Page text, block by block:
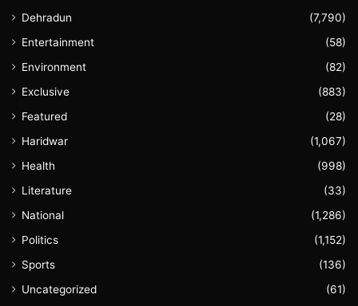
Dehradun
(7,790)
Entertainment
(58)
Environment
(82)
Exclusive
(883)
Featured
(28)
Haridwar
(1,067)
Health
(998)
Literature
(33)
National
(1,286)
Politics
(1,152)
Sports
(136)
Uncategorized
(61)